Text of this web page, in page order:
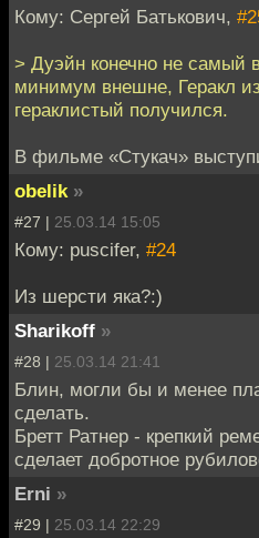
Кому: Сергей Батькович,
> Дуэйн конечно не самый
минимум внешне, Геракл
гераклистый получился.
В фильме «Стукач»
obelik »
#27 | 25.03.14 15:05
Кому: puscifer, #24
Из шерсти яка?:)
Sharikoff »
#28 | 25.03.14 21:41
Блин, могли бы и менее
сделать.
Бретт Ратнер - крепкий
сделает добротное
Erni »
#29 | 25.03.14 22:29